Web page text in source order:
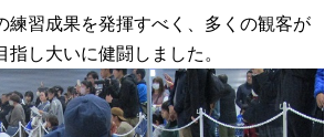
練習成果を発揮すべく、多くの観客が
指し大いに健闘しました。